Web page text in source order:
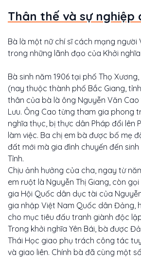
Thân thế và sự nghiệp
Bà là một nữ chí sĩ cách mạng người
trong những lãnh đạo của Khởi nghĩa
Bà sinh năm 1906 tại phố Thọ
(nay thuộc thành phố Bắc Giang,
thân của bà là ông Nguyễn Văn Cao
Lưu. Ông Cao từng tham gia phong
nghĩa thục, bị thực dân Pháp đổi lên
làm việc. Ba chị em bà được bố mẹ
đất mới mà gia đình chuyến đến
Tỉnh.
Chịu ảnh hưởng của cha, ngay từ
em ruột là Nguyễn Thị Giang, còn
gia Hội Quốc dân dục tài của
gia nhập Việt Nam Quốc dân Đảng,
cho mục tiêu đấu tranh giành độc
Trong khởi nghĩa Yên Bái, bà được
Thái Học giao phụ trách công tác
và giao liên. Chính bà đã cùng một